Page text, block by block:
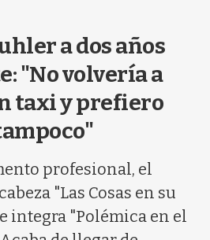
a dos años
"No volvería a
taxi y prefiero
profesional, el
"Las Cosas en su
integra "Polémica en el